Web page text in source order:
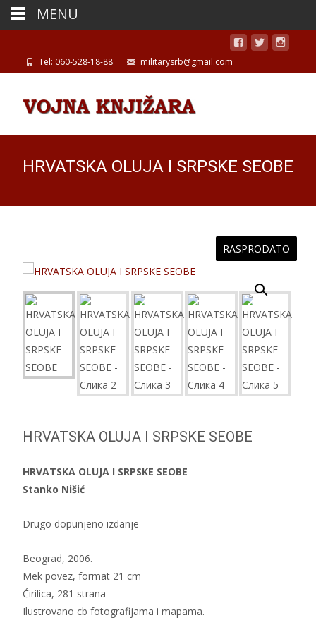
Tel: 060-528-18-88 militarysrb@gmail.com
HRVATSKA OLUJA I SRPSKE SEOBE
RASPRODATO
HRVATSKA OLUJA I SRPSKE SEOBE
HRVATSKA OLUJA I SRPSKE SEOBE
Stanko Nišić
Drugo dopunjeno izdanje
Beograd, 2006.
Mek povez, format 21 cm
Ćirilica, 281 strana
Ilustrovano cb fotografijama i mapama.
MENU